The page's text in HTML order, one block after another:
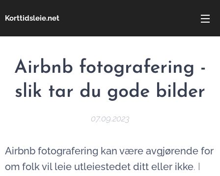
Korttidsleie.net
Airbnb fotografering -
slik tar du gode bilder
07.09.2023
Airbnb fotografering kan være avgjørende for
om folk vil leie utleiestedet ditt eller ikke. I